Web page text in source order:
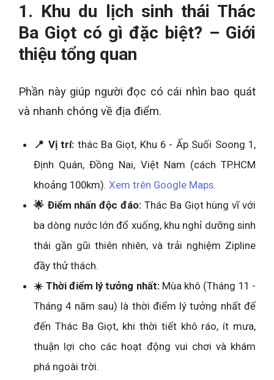
1. Khu du lịch sinh thái Thác
Ba Giọt có gì đặc biệt? – Giới
thiệu tổng quan
Phần này giúp người đọc có cái nhìn bao quát
và nhanh chóng về địa điểm.
📍 Vị trí: thác Ba Giọt, Khu 6 - Ấp Suối Soong 1,
Định Quán, Đồng Nai, Việt Nam (cách TP.HCM
khoảng 100km). Xem trên Google Maps.
🌟 Điểm nhấn độc đáo: Thác Ba Giọt hùng vĩ với
ba dòng nước lớn đổ xuống, khu nghỉ dưỡng sinh
thái gần gũi thiên nhiên, và trải nghiệm Zipline
đầy thử thách.
☀️ Thời điểm lý tưởng nhất:Mùa khô (Tháng 11 -
Tháng 4 năm sau) là thời điểm lý tưởng nhất để
đến Thác Ba Giọt, khi thời tiết khô ráo, ít mưa,
thuận lợi cho các hoạt động vui chơi và khám
phá ngoài trời.